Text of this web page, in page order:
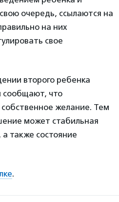
очередь, ссылаются на
на них
свое
второго ребенка
сообщают, что
желание. Тем
может стабильная
также состояние
.